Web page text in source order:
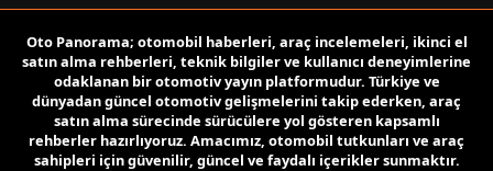
Oto Panorama; otomobil haberleri, araç incelemeleri, ikinci el
satın alma rehberleri, teknik bilgiler ve kullanıcı deneyimlerine
odaklanan bir otomotiv yayın platformudur. Türkiye ve
dünyadan güncel otomotiv gelişmelerini takip ederken, araç
satın alma sürecinde sürücülere yol gösteren kapsamlı
rehberler hazırlıyoruz. Amacımız, otomobil tutkunları ve araç
sahipleri için güvenilir, güncel ve faydalı içerikler sunmaktır.